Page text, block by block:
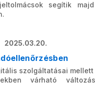
segítik
2025.03.20.
szolgáltatásai mellett
várható